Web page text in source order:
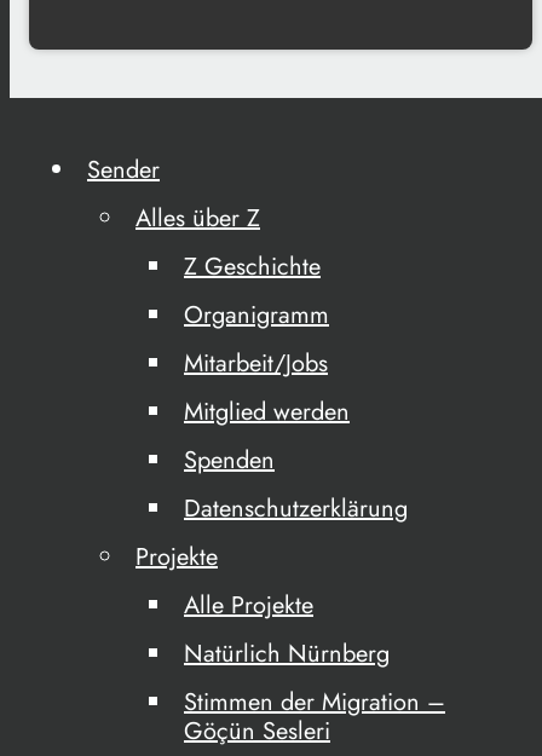
Sender
Alles über Z
Z Geschichte
Organigramm
Mitarbeit/Jobs
Mitglied werden
Spenden
Datenschutzerklärung
Projekte
Alle Projekte
Natürlich Nürnberg
Stimmen der Migration –
Göçün Sesleri